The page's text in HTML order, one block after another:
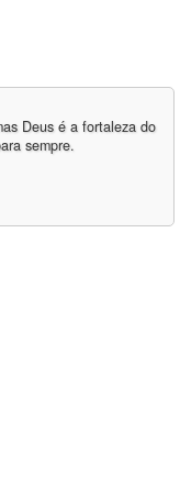
Deus é a fortaleza do
sempre.